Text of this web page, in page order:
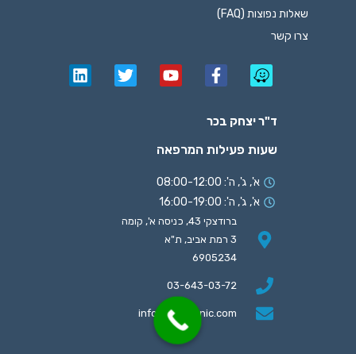
ד"ר יצחק בכר
ברודצקי 43, כניסה א', קומה
3 רמת אביב, ת"א
6905234
03-643-03-72
info@gav-clinic.com
שעות פעילות המרפאה
א', ג', ה': 08:00-12:00
א', ג', ה': 16:00-19:00
שאלות נפוצות (FAQ)
צרו קשר